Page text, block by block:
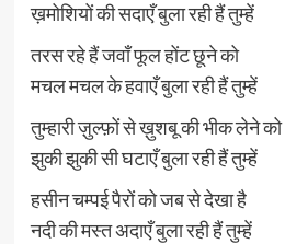
ख़मोशियों की सदाएँ बुला रही हैं तुम्हें
तरस रहे हैं जवाँ फूल होंट छूने को
मचल मचल के हवाएँ बुला रही हैं तुम्हें
तुम्हारी ज़ुल्फ़ों से ख़ुशबू की भीक लेने को
झुकी झुकी सी घटाएँ बुला रही हैं तुम्हें
हसीन चम्पई पैरों को जब से देखा है
नदी की मस्त अदाएँ बुला रही हैं तुम्हें